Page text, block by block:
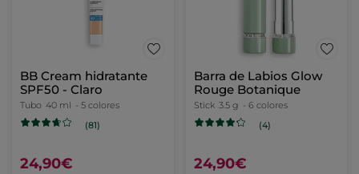
BB Cream hidratante
SPF50 - Claro
Tubo 40 ml - 5 colores
(81)
24,90€
Barra de Labios Glow
Rouge Botanique
Stick 3.5 g - 6 colores
(4)
24,90€